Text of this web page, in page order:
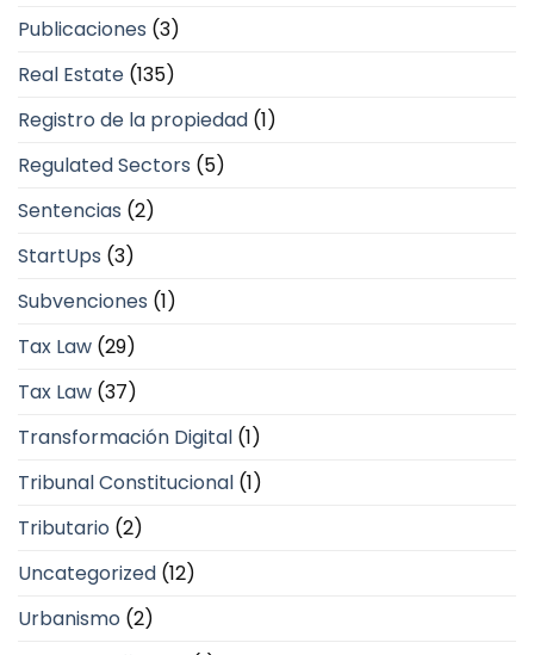
Publicaciones (3)
Real Estate (135)
Registro de la propiedad (1)
Regulated Sectors (5)
Sentencias (2)
StartUps (3)
Subvenciones (1)
Tax Law (29)
Tax Law (37)
Transformación Digital (1)
Tribunal Constitucional (1)
Tributario (2)
Uncategorized (12)
Urbanismo (2)